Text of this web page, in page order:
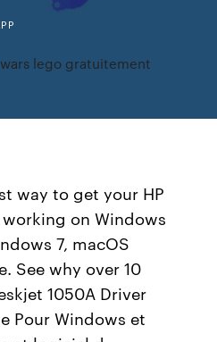
lego gratuitement
way to get your HP
working on Windows
7, macOS
See why over 10
1050A Driver
Pour Windows et